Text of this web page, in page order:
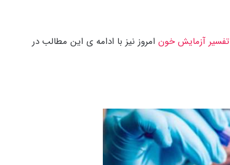
تفسیر آزمایش خون امروز نیز با ادامه ی این مطالب در